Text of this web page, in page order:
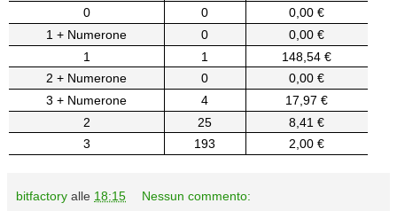
0
0
0,00 €
1 + Numerone
0
0,00 €
1
1
148,54 €
2 + Numerone
0
0,00 €
3 + Numerone
4
17,97 €
2
25
8,41 €
3
193 2,00 €
bitfactory alle 18:15 Nessun commento: